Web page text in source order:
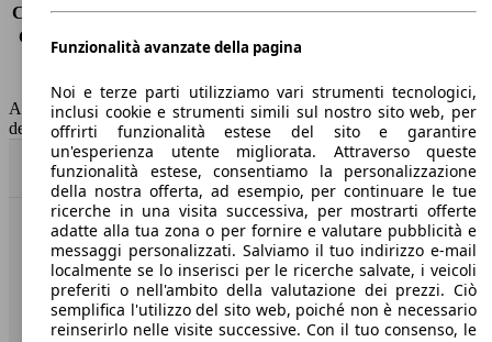
Consumo (extra-urbano) 5.3 l/100km
Consumo (combinato)*
6.2 l/100km
Capacità del serbatoio
50 l
AutoScout24 non si assume alcuna responsabilità per la correttezza
dei dati.
Torna su
Benvenuti su AutoScout24, il mercato auto europeo.
Società
Funzionalità avanzate della pagina
Noi e terze parti utilizziamo vari strumenti tecnologici,
inclusi cookie e strumenti simili sul nostro sito web, per
offrirti funzionalità estese del sito e garantire
un'esperienza utente migliorata. Attraverso queste
funzionalità estese, consentiamo la personalizzazione
della nostra offerta, ad esempio, per continuare le tue
ricerche in una visita successiva, per mostrarti offerte
adatte alla tua zona o per fornire e valutare pubblicità e
messaggi personalizzati. Salviamo il tuo indirizzo e-mail
localmente se lo inserisci per le ricerche salvate, i veicoli
preferiti o nell'ambito della valutazione dei prezzi. Ciò
semplifica l'utilizzo del sito web, poiché non è necessario
reinserirlo nelle visite successive. Con il tuo consenso, le